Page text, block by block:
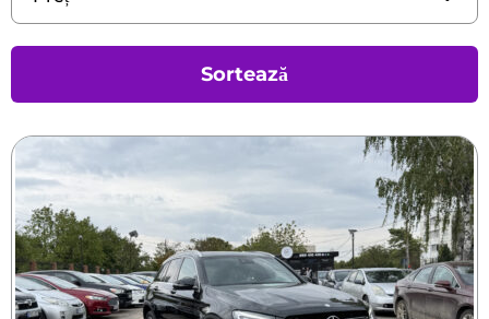
Sortează